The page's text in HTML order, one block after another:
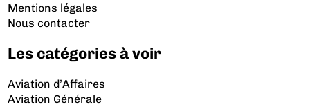
Mentions légales
Nous contacter
Les catégories à voir
Aviation d’Affaires
Aviation Générale